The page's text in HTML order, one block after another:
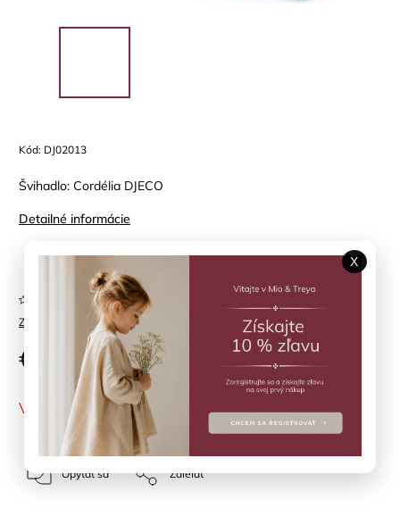
Kód: DJ02013
Švihadlo: Cordélia DJECO
Detailné informácie
Položka bola vypredaná…
Značka:
Neohodnotené
€8,50
VYPREDANÉ
Opýtať sa Zdieľať
X